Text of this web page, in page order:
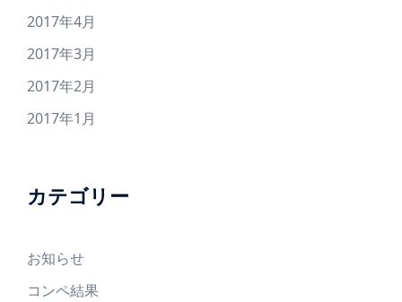
2017年4月
2017年3月
2017年2月
2017年1月
カテゴリー
お知らせ
コンペ結果